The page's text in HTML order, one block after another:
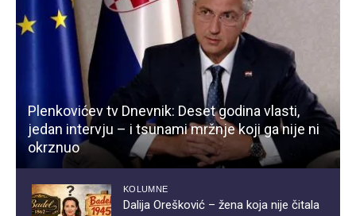
Plenkovićev tv Dnevnik: Deset godina vlasti,
jedan intervju – i tsunami mržnje koji ga nije ni
okrznuo
KOLUMNE
Dalija Orešković – žena koja nije čitala